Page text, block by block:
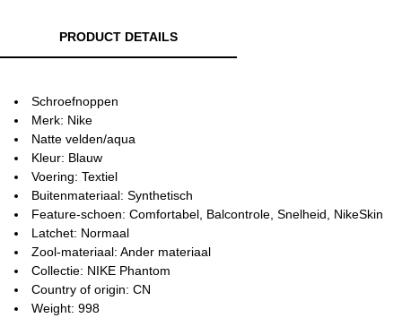
PRODUCT DETAILS
Schroefnoppen
Merk: Nike
Natte velden/aqua
Kleur: Blauw
Voering: Textiel
Buitenmateriaal: Synthetisch
Feature-schoen: Comfortabel, Balcontrole, Snelheid, NikeSkin
Latchet: Normaal
Zool-materiaal: Ander materiaal
Collectie: NIKE Phantom
Country of origin: CN
Weight: 998